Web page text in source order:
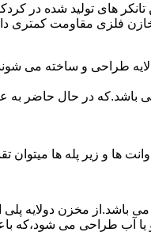
های تولید شده در
فلزی مقاومت کمتری
طراحی و ساخته می
می باشد.که در حال حاضر
ها و زیر پله ها میتوان
باشد.از مخزن دولایه
آب طراحی می شود،که